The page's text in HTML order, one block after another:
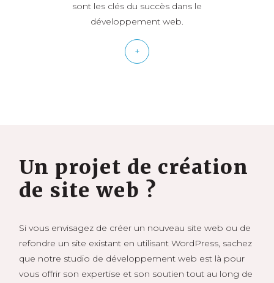
sont les clés du succès dans le
développement web.
+
Un projet de création
de site web ?
Si vous envisagez de créer un nouveau site web ou de
refondre un site existant en utilisant WordPress, sachez
que notre studio de développement web est là pour
vous offrir son expertise et son soutien tout au long de